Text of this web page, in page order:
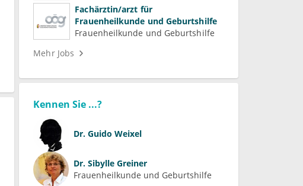
Fachärztin/arzt für
Frauenheilkunde und Geburtshilfe
Frauenheilkunde und Geburtshilfe
Mehr Jobs
Kennen Sie ...?
Dr. Guido Weixel
Dr. Sibylle Greiner
Frauenheilkunde und Geburtshilfe